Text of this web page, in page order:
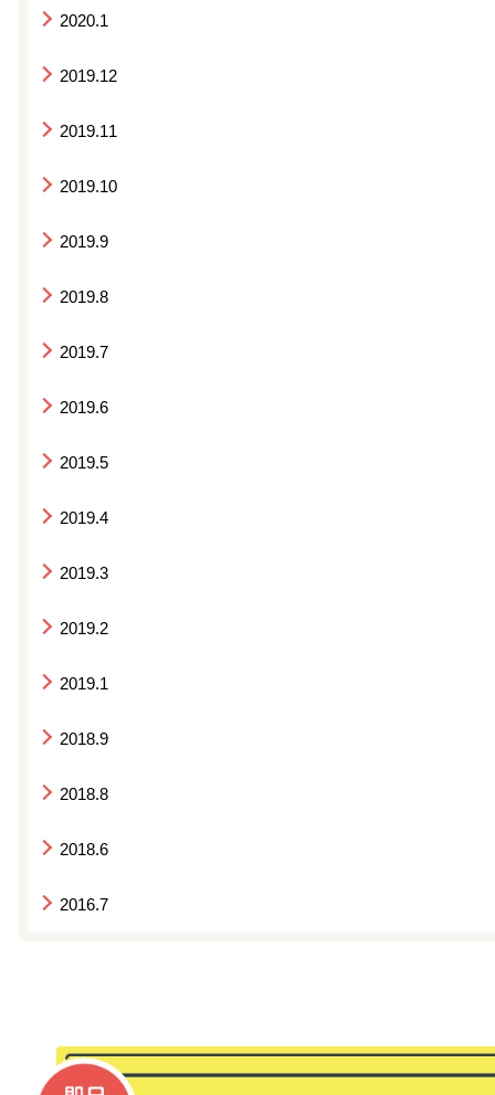
2020.1
2019.12
2019.11
2019.10
2019.9
2019.8
2019.7
2019.6
2019.5
2019.4
2019.3
2019.2
2019.1
2018.9
2018.8
2018.6
2016.7